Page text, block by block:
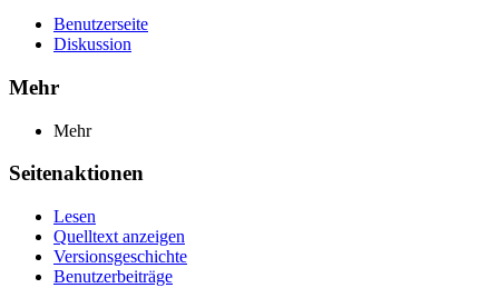
Benutzerseite
Diskussion
Mehr
Mehr
Seitenaktionen
Lesen
Quelltext anzeigen
Versionsgeschichte
Benutzerbeiträge